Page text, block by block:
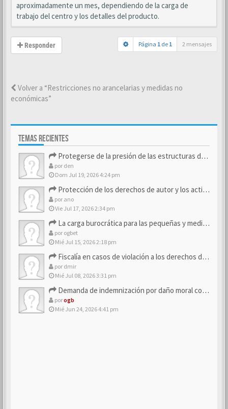
aproximadamente un mes, dependiendo de la carga de
trabajo del centro y los detalles del producto.
Responder Página 1 de 1 2 mensajes
Volver a “Restricciones no arancelarias y medidas no
económicas”
TEMAS RECIENTES
Protegerse de la presión de las estructuras de control
por den
Dom Jul 19, 2026 4:24 pm
Protección de los derechos de autor y los activos de marca
por ano
Vie Jul 17, 2026 2:34 pm
La carga burocrática para las pequeñas y medianas empresas
por ogbet
Mié Jul 15, 2026 2:18 pm
Fiscalía en casos de violación a los derechos de los consum…
por dmir
Mié Jul 08, 2026 3:31 pm
Demanda de indemnización por daño moral contra la empresa
porogb
Mié Jun 24, 2026 4:41 pm